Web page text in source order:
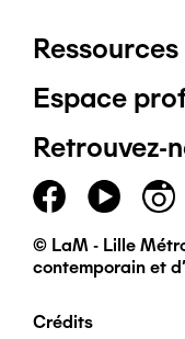
Pied
de
page
principal
Espace
Retrouvez-
© LaM - Lille
contemporain et
Crédits